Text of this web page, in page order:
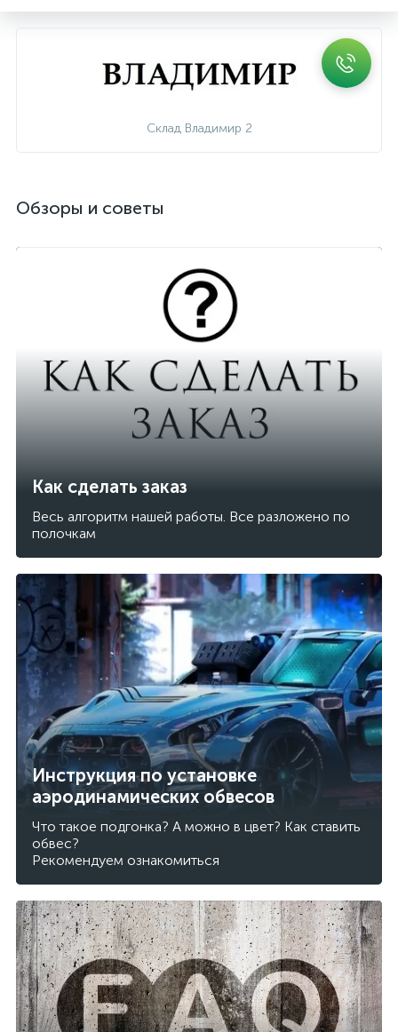
Склад Владимир 2
Обзоры и советы
Как сделать заказ
Весь алгоритм нашей работы. Все разложено по
полочкам
Инструкция по установке
аэродинамических обвесов
Что такое подгонка? А можно в цвет? Как ставить
обвес?
Рекомендуем ознакомиться